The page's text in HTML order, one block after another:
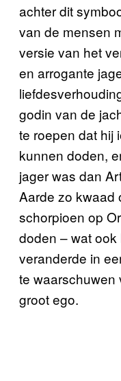
achter dit
van de mensen
versie van het
en arrogante
godin van de
te roepen dat hij
kunnen doden,
jager was dan
Aarde zo kwaad
schorpioen op
doden – wat
veranderde in
te waarschuwen
groot ego.